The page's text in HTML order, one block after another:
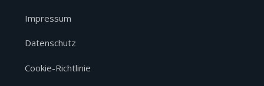
Impressum
Datenschutz
Cookie-Richtlinie